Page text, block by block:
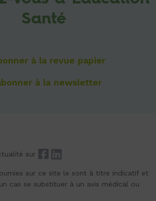
Santé
à la revue papier
à la newsletter
sur
sur ce site le sont à titre indicatif et
cas se substituer à un avis médical ou